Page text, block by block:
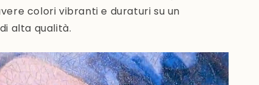
colori vibranti e duraturi su un
alta qualità.